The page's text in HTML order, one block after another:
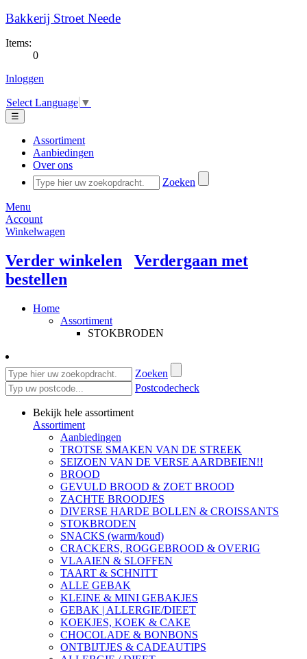
Bakkerij Stroet Neede
Items:
0
Inloggen
Select Language ▼
☰
Assortiment
Aanbiedingen
Over ons
Zoeken
Menu
Account
Winkelwagen
Verder winkelen
Verdergaan met
bestellen
Home
Assortiment
STOKBRODEN
Zoeken
Postcodecheck
Bekijk hele assortiment
Assortiment
Aanbiedingen
TROTSE SMAKEN VAN DE STREEK
SEIZOEN VAN DE VERSE AARDBEIEN!!
BROOD
GEVULD BROOD & ZOET BROOD
ZACHTE BROODJES
DIVERSE HARDE BOLLEN & CROISSANTS
STOKBRODEN
SNACKS (warm/koud)
CRACKERS, ROGGEBROOD & OVERIG
VLAAIEN & SLOFFEN
TAART & SCHNITT
ALLE GEBAK
KLEINE & MINI GEBAKJES
GEBAK | ALLERGIE/DIEET
KOEKJES, KOEK & CAKE
CHOCOLADE & BONBONS
ONTBIJTJES & CADEAUTIPS